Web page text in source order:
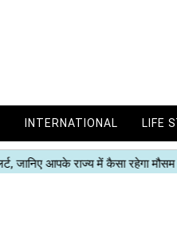
INTERNATIONAL LIFE